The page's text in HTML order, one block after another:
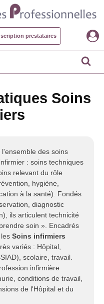
prestataires
Soins
l'ensemble des soins
: soins techniques
relevant du rôle
hygiène,
à la santé). Fondés
diagnostic
ils articulent technicité
soin ». Encadrés
Soins infirmiers
variés : Hôpital,
scolaire, travail.
infirmière
conditions de travail,
de l'Hôpital et du